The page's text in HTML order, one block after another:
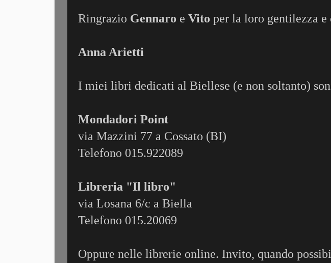
Ringrazio Gennaro e Vito per la loro gentilezza
Anna Arietti
I miei libri dedicati al Biellese (e non soltanto)
Mondadori Point
via Mazzini 77 a Cossato (BI)
Telefono 015.922089
Libreria "Il libro"
via Losana 6/c a Biella
Telefono 015.20069
Oppure nelle librerie online. Invito, quando